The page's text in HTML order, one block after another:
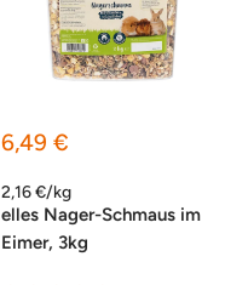
Sonderpreis
6,49 €
2,16 €/kg
elles Nager-Schmaus im
Eimer, 3kg